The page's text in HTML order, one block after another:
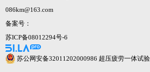
086km@163.com
备案号：
苏ICP备08012294号-6
苏公网安备32011202000986 超压疲劳一体试